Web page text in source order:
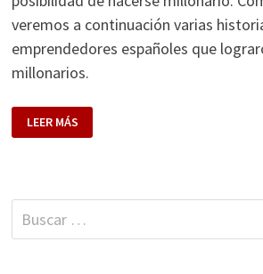
veremos a continuación varias
emprendedores españoles que
millonarios.
HISTORIAS
DE
EMPRENDEDORES
LEER MÁS
Buscar: